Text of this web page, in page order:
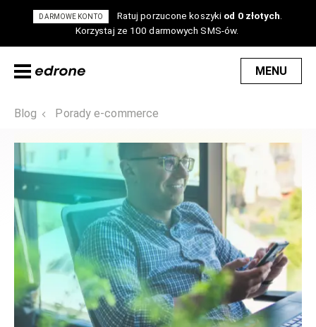
DARMOWE KONTO Ratuj porzucone koszyki od 0 złotych
Korzystaj ze 100 darmowych SMS-ów.
MENU
Blog Porady e-commerce